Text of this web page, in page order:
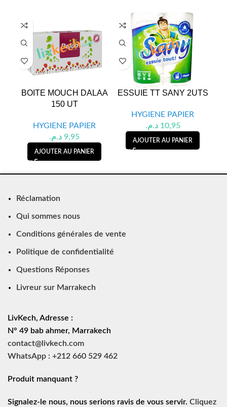
BOITE MOUCH DALAA
150 UT
HYGIENE PAPIER
9,95 د.م.
AJOUTER AU PANIER
ESSUIE TT SANY 2UTS
HYGIENE PAPIER
10,95 د.م.
AJOUTER AU PANIER
Réclamation
Qui sommes nous
Conditions générales de vente
Politique de confidentialité
Questions Réponses
Livreur sur Marrakech
LivKech, Adresse :
N° 49 bab ahmer, Marrakech
contact@livkech.com
WhatsApp : +212 660 529 462
Produit manquant ?
Signalez-le nous, nous serions ravis de vous servir. Cliquez